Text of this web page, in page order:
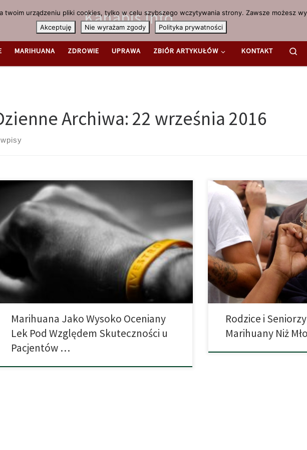
Kanabis.info
MARIHUANA ZDROWIE UPRAWA ZBIÓR ARTYKUŁÓW KONTAKT
Archiwa: 22 września 2016
Duża część chorych na raka, którzy próbują marihuany, uważa,
że jest ona bardzo skuteczna pod względem łagodzenia
objawów. Tak samo pokazują nowe badania. Jednym z
najbardziej akceptowanych świadczeń marihuany jest
leczenie nią objawów związanych z rakiem i chemioterapią.
Marinol, pigułki syntetycznego THC, dostępne są dla osób
chorych na raka od […]
Marihuana Jako Wysoko Oceniany
Lek Pod Względem Skuteczności u
Pacjentów …
Jak podaje Centers for
legalizacja marihuany w
spadła liczba nastolatków,
wzrosła liczba osób
używkę. Największy wzrost
grupie osób pomiędzy 55 a 64
[…]
Rodzice i
Marihuany Niż
twoim urządzeniu pliki cookies, tylko w celu szybszego wczytywania strony. Zawsze możesz
Akceptuję
Nie wyrażam zgody Polityka prywatności